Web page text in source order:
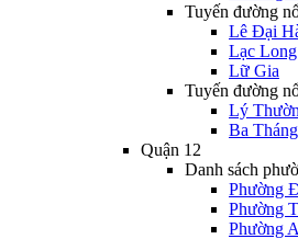
Tuyến đường
Lê Đại
Lạc
Lữ Gia
Tuyến đường
Lý
Ba
Quận 12
Danh sách
Phường
Phường
Phường